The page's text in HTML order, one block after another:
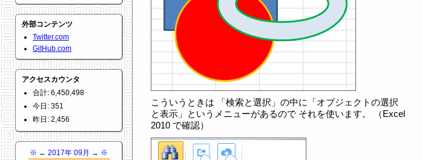
外部コンテンツ
Twitter.com
GitHub.com
アクセスカウンタ
合計: 6,450,498
今日: 351
昨日: 2,456
※ ← 2017年 09月 → ※
こういうときは 「検索と選択」の中に「オブジェクトの選択
と表示」というメニューがあるので それを使います。 （Excel
2010 で確認）